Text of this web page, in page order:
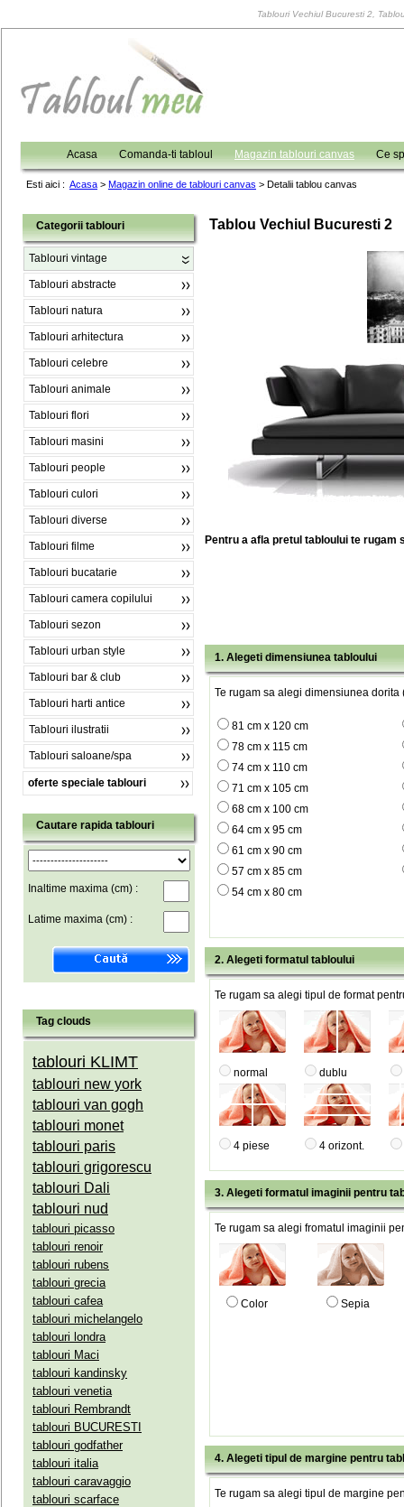
Tablouri Vechiul Bucuresti 2,
Acasa Comanda-ti tabloul Magazin tablouri canvas Ce
Esti aici : Acasa > Magazin online de tablouri canvas > Detalii tablou canvas
Categorii tablouri
Tablouri vintage
Tablouri abstracte
Tablouri natura
Tablouri arhitectura
Tablouri celebre
Tablouri animale
Tablouri flori
Tablouri masini
Tablouri people
Tablouri culori
Tablouri diverse
Tablouri filme
Tablouri bucatarie
Tablouri camera copilului
Tablouri sezon
Tablouri urban style
Tablouri bar & club
Tablouri harti antice
Tablouri ilustratii
Tablouri saloane/spa
oferte speciale tablouri
Cautare rapida tablouri
Inaltime maxima (cm) :
Latime maxima (cm) :
Tag clouds
tablouri KLIMT
tablouri new york
tablouri van gogh
tablouri monet
tablouri paris
tablouri grigorescu
tablouri Dali
tablouri nud
tablouri picasso
tablouri renoir
tablouri rubens
tablouri grecia
tablouri cafea
tablouri michelangelo
tablouri londra
tablouri Maci
tablouri kandinsky
tablouri venetia
tablouri Rembrandt
tablouri BUCURESTI
tablouri godfather
tablouri italia
tablouri caravaggio
tablouri scarface
Tablou Vechiul Bucuresti 2
Pentru a afla pretul tabloului te rugam
1. Alegeti dimensiunea tabloului
Te rugam sa alegi dimensiunea dorita
81 cm x 120 cm
78 cm x 115 cm
74 cm x 110 cm
71 cm x 105 cm
68 cm x 100 cm
64 cm x 95 cm
61 cm x 90 cm
57 cm x 85 cm
54 cm x 80 cm
2. Alegeti formatul tabloului
Te rugam sa alegi tipul de format
normal dublu
4 piese 4 orizont.
3. Alegeti formatul imaginii pentru
Te rugam sa alegi fromatul imaginii
Color Sepia
4. Alegeti tipul de margine pentru
Te rugam sa alegi tipul de margine